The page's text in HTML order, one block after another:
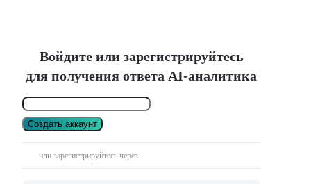
Войдите или зарегистрируйтесь
для получения ответа AI-аналитика
Создать аккаунт
или зарегистрируйтесь через